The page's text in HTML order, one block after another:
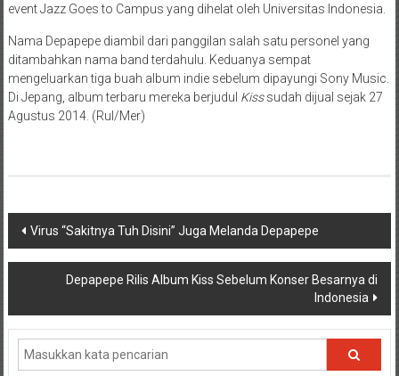
event Jazz Goes to Campus yang dihelat oleh Universitas Indonesia.
Nama Depapepe diambil dari panggilan salah satu personel yang
ditambahkan nama band terdahulu. Keduanya sempat
mengeluarkan tiga buah album indie sebelum dipayungi Sony Music.
Di Jepang, album terbaru mereka berjudul Kisssudah dijual sejak 27
Agustus 2014. (Rul/Mer)
Navigasi
pos
Virus “Sakitnya Tuh Disini” Juga Melanda Depapepe
Depapepe Rilis Album Kiss Sebelum Konser Besarnya di
Indonesia